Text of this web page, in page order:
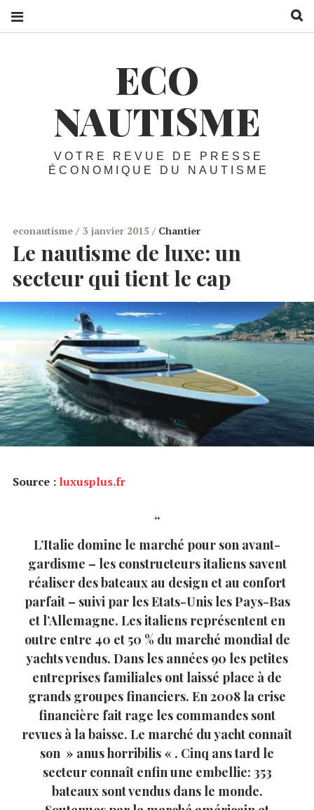
ECO
NAUTISME
VOTRE REVUE DE PRESSE
ÉCONOMIQUE DU NAUTISME
econautisme 3 janvier 2015 Chantier
Le nautisme de luxe: un
secteur qui tient le cap
Source : luxusplus.fr
L’Italie domine le marché pour son avant-
gardisme – les constructeurs italiens savent
réaliser des bateaux au design et au confort
parfait – suivi par les Etats-Unis les Pays-Bas
et l’Allemagne. Les italiens représentent en
outre entre 40 et 50 % du marché mondial de
yachts vendus. Dans les années 90 les petites
entreprises familiales ont laissé place à de
grands groupes financiers. En 2008 la crise
financière fait rage les commandes sont
revues à la baisse. Le marché du yacht connaît
son » anus horribilis « . Cinq ans tard le
secteur connaît enfin une embellie: 353
bateaux sont vendus dans le monde.